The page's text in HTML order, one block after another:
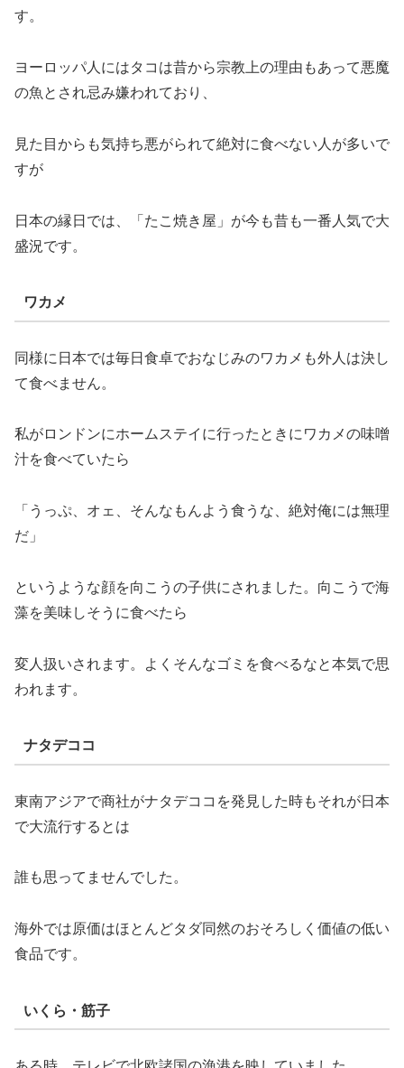
す。
ヨーロッパ人にはタコは昔から宗教上の理由もあって悪魔
の魚とされ忌み嫌われており、
見た目からも気持ち悪がられて絶対に食べない人が多いで
すが
日本の縁日では、「たこ焼き屋」が今も昔も一番人気で大
盛況です。
ワカメ
同様に日本では毎日食卓でおなじみのワカメも外人は決し
て食べません。
私がロンドンにホームステイに行ったときにワカメの味噌
汁を食べていたら
「うっぷ、オェ、そんなもんよう食うな、絶対俺には無理
だ」
というような顔を向こうの子供にされました。向こうで海
藻を美味しそうに食べたら
変人扱いされます。よくそんなゴミを食べるなと本気で思
われます。
ナタデココ
東南アジアで商社がナタデココを発見した時もそれが日本
で大流行するとは
誰も思ってませんでした。
海外では原価はほとんどタダ同然のおそろしく価値の低い
食品です。
いくら・筋子